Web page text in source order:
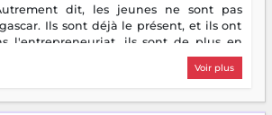
dit, les jeunes ne sont pas
Ils sont déjà le présent, et ils ont
l'entrepreneuriat, ils sont de plus en
se lancer, à créer, à risquer — souvent
sans aide, mais toujours avec cette
la nuit. En culture, les nouvelles sont
Voir plus